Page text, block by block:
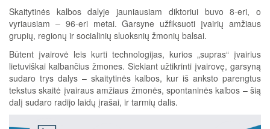
Skaitytinės kalbos dalyje jauniausiam diktoriui buvo 8-eri, o
vyriausiam – 96-eri metai. Garsyne užfiksuoti įvairių amžiaus
grupių, regionų ir socialinių sluoksnių žmonių balsai.
Būtent įvairovė leis kurti technologijas, kurios „supras“ įvairius
lietuviškai kalbančius žmones. Siekiant užtikrinti įvairovę, garsyną
sudaro trys dalys – skaitytinės kalbos, kur iš anksto parengtus
tekstus skaitė įvairaus amžiaus žmonės, spontaninės kalbos – šią
dalį sudaro radijo laidų įrašai, ir tarmių dalis.